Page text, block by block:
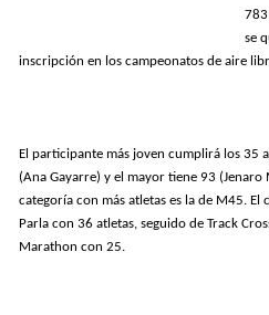
783
se
inscripción en los campeonatos de aire
El participante más joven cumplirá los 35
(Ana Gayarre) y el mayor tiene 93
categoría con más atletas es la de M45. El
Parla con 36 atletas, seguido de Track
Marathon con 25.